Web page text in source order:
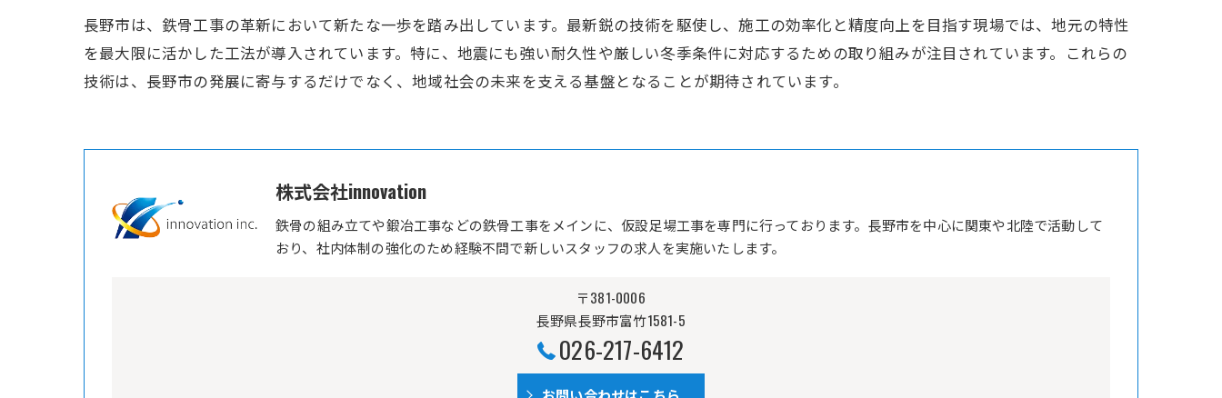
長野市は、鉄骨工事の革新において新たな一歩を踏み出しています。最新鋭の技術を駆使し、施工の効率化と精度向上を目指す現場では、地元の特性
を最大限に活かした工法が導入されています。特に、地震にも強い耐久性や厳しい冬季条件に対応するための取り組みが注目されています。これらの
技術は、長野市の発展に寄与するだけでなく、地域社会の未来を支える基盤となることが期待されています。
株式会社innovation
鉄骨の組み立てや鍛冶工事などの鉄骨工事をメインに、仮設足場工事を専門に行っております。長野市を中心に関東や北陸で活動して
おり、社内体制の強化のため経験不問で新しいスタッフの求人を実施いたします。
〒381-0006
長野県長野市富竹1581-5
026-217-6412